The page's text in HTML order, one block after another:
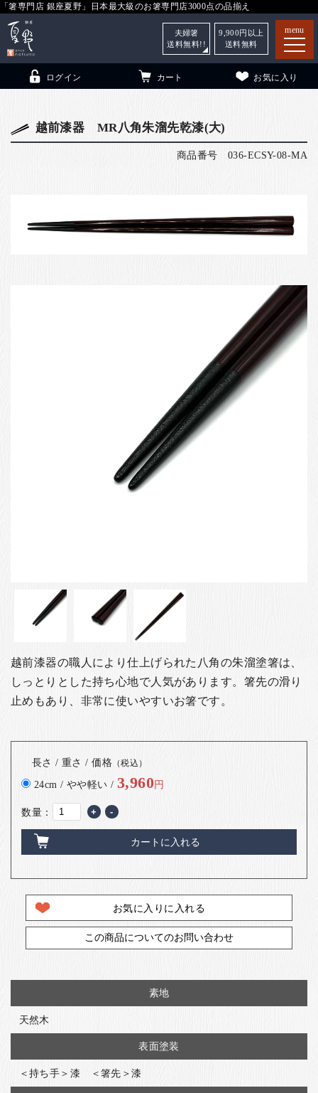
「箸専門店 銀座夏野」日本最大級のお箸専門店3000点の品揃え
menu
について
ログイン カート お気に入り
夫婦箸
送料無料!!
9,900 円以上
送料無料
越前漆器 MR八角朱溜先乾漆(大)
商品番号 036-ECSY-08-MA
越前漆器の職人により仕上げられた八角の朱溜塗箸は、
しっとりとした持ち心地で人気があります。箸先の滑り
止めもあり、非常に使いやすいお箸です。
長さ / 重さ / 価格 （税込）
24cm / やや軽い / 3,960円
数量： + -
カートに入れる
お気に入りに入れる
この商品についてのお問い合わせ
素地
天然木
表面塗装
＜持ち手＞漆 ＜箸先＞漆